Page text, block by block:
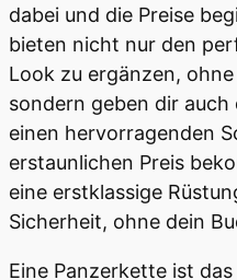
dabei und die Preise
bieten nicht nur den
Look zu ergänzen,
sondern geben dir auch
einen hervorragenden
erstaunlichen Preis
eine erstklassige
Sicherheit, ohne dein
Eine Panzerkette ist